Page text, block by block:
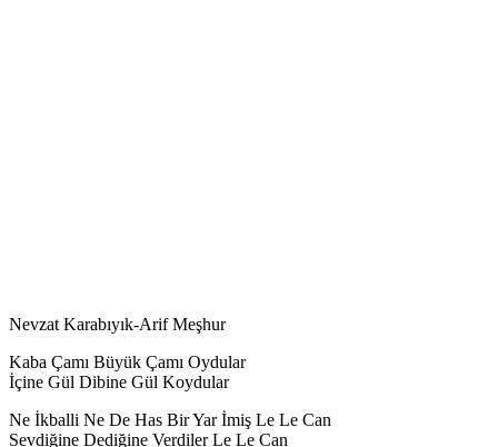
Nevzat Karabıyık-Arif Meşhur
Kaba Çamı Büyük Çamı Oydular
İçine Gül Dibine Gül Koydular
Ne İkballi Ne De Has Bir Yar İmiş Le Le Can
Sevdiğine Dediğine Verdiler Le Le Can